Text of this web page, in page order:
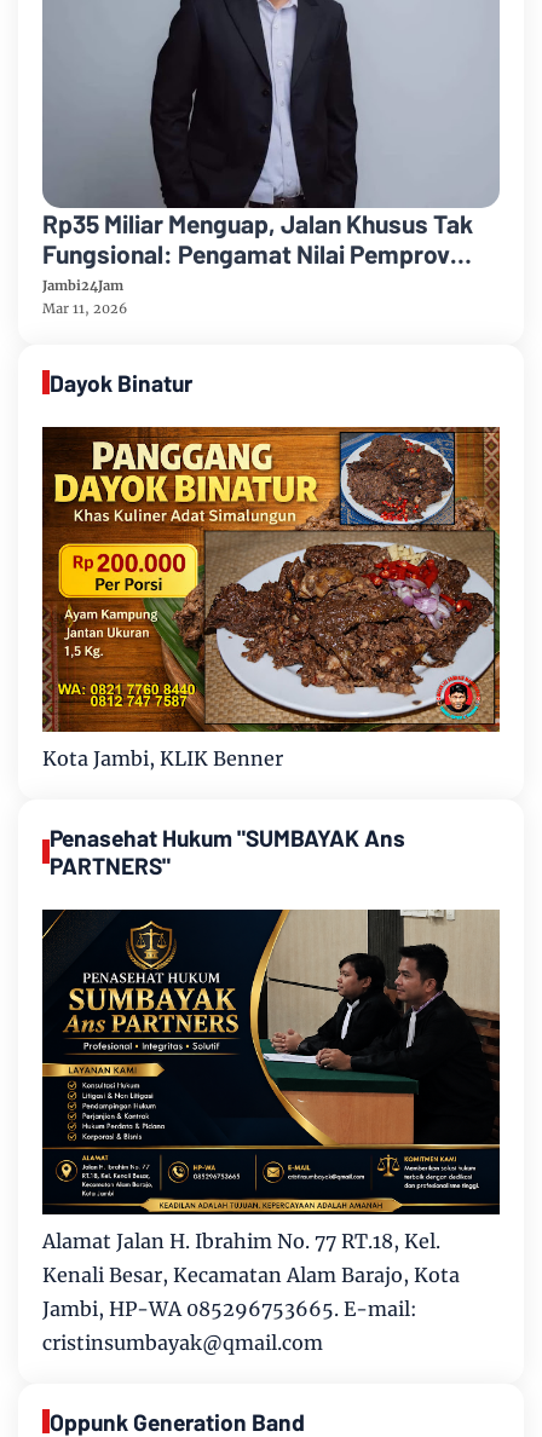
Rp35 Miliar Menguap, Jalan Khusus Tak
Fungsional: Pengamat Nilai Pemprov
Jambi Gagal Atasi Krisis Batu Bara
Jambi24Jam
Mar 11, 2026
Dayok Binatur
Kota Jambi, KLIK Benner
Penasehat Hukum "SUMBAYAK Ans
PARTNERS"
Alamat Jalan H. Ibrahim No. 77 RT.18, Kel.
Kenali Besar, Kecamatan Alam Barajo, Kota
Jambi, HP-WA 085296753665. E-mail:
cristinsumbayak@qmail.com
Oppunk Generation Band